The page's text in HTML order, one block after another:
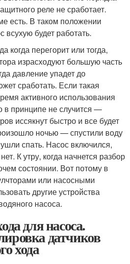
реле не сработает.
есть. В таком положении
будет работать.
когда перегорит или тогда,
израсходуют большую часть
давление упадет до
сработать. Если такая
активного использования
в принципе не случится —
иссякнут быстро и все будет
ночью — спустили воду
спать. Насос включился,
К утру, когда начнется разбор
состоянии. Вот потому в
или насосными
другие устройства
насоса.
для насоса.
датчиков
хода